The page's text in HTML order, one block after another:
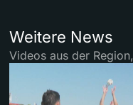
Weitere News
Videos aus der